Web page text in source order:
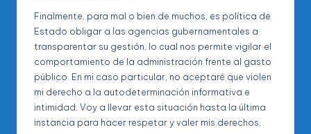
Finalmente, para mal o bien de muchos, es política de
Estado obligar a las agencias gubernamentales a
transparentar su gestión, lo cual nos permite vigilar el
comportamiento de la administración frente al gasto
público. En mi caso particular, no aceptaré que violen
mi derecho a la autodeterminación informativa e
intimidad. Voy a llevar esta situación hasta la última
instancia para hacer respetar y valer mis derechos.